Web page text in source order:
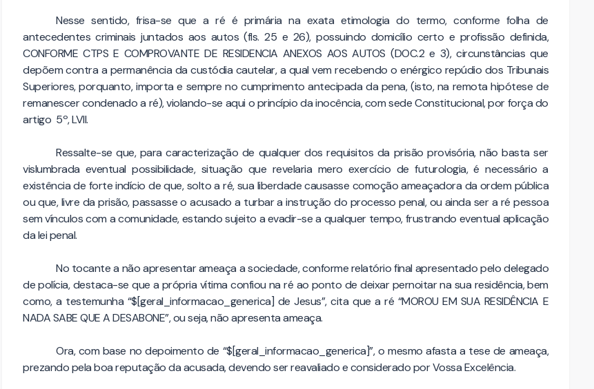
Nesse sentido, frisa-se que a ré é primária na exata etimologia do termo, conforme folha de
antecedentes criminais juntados aos autos (fls. 25 e 26), possuindo domicílio certo e profissão definida,
CONFORME CTPS E COMPROVANTE DE RESIDENCIA ANEXOS AOS AUTOS (DOC.2 e 3), circunstâncias que
depõem contra a permanência da custódia cautelar, a qual vem recebendo o enérgico repúdio dos Tribunais
Superiores, porquanto, importa e sempre no cumprimento antecipada da pena, (isto, na remota hipótese de
remanescer condenado a ré), violando-se aqui o princípio da inocência, com sede Constitucional, por força do
artigo 5º, LVII.
Ressalte-se que, para caracterização de qualquer dos requisitos da prisão provisória, não basta ser
vislumbrada eventual possibilidade, situação que revelaria mero exercício de futurologia, é necessário a
existência de forte indício de que, solto a ré, sua liberdade causasse comoção ameaçadora da ordem pública
ou que, livre da prisão, passasse o acusado a turbar a instrução do processo penal, ou ainda ser a ré pessoa
sem vínculos com a comunidade, estando sujeito a evadir-se a qualquer tempo, frustrando eventual aplicação
da lei penal.
No tocante a não apresentar ameaça a sociedade, conforme relatório final apresentado pelo delegado
de polícia, destaca-se que a própria vítima confiou na ré ao ponto de deixar pernoitar na sua residência, bem
como, a testemunha “$[geral_informacao_generica] de Jesus”, cita que a ré “MOROU EM SUA RESIDÊNCIA E
NADA SABE QUE A DESABONE”, ou seja, não apresenta ameaça.
Ora, com base no depoimento de “$[geral_informacao_generica]”, o mesmo afasta a tese de ameaça,
prezando pela boa reputação da acusada, devendo ser reavaliado e considerado por Vossa Excelência.